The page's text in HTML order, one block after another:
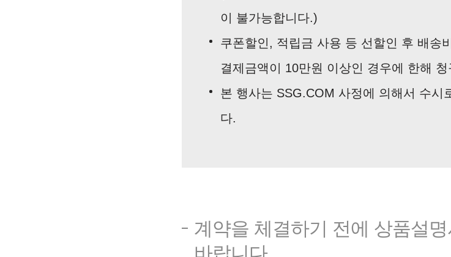
이 불가능합니다.)
쿠폰할인, 적립금 사용 등 선할인 후 배송
결제금액이 10만원 이상인 경우에 한해
본 행사는 SSG.COM 사정에 의해서 수시
다.
계약을 체결하기 전에 상품설